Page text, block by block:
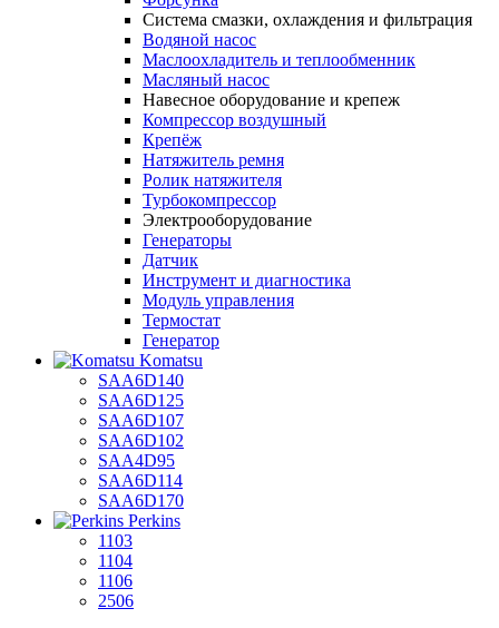
Система смазки, охлаждения и фильтрация
Водяной насос
Маслоохладитель и теплообменник
Масляный насос
Навесное оборудование и крепеж
Компрессор воздушный
Крепёж
Натяжитель ремня
Ролик натяжителя
Турбокомпрессор
Электрооборудование
Генераторы
Датчик
Инструмент и диагностика
Модуль управления
Термостат
Генератор
Komatsu
SAA6D140
SAA6D125
SAA6D107
SAA6D102
SAA4D95
SAA6D114
SAA6D170
Perkins
1103
1104
1106
2506